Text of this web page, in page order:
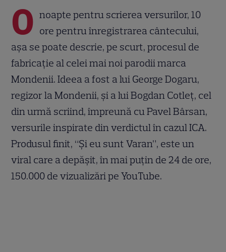
O noapte pentru scrierea versurilor, 10
ore pentru înregistrarea cântecului,
aşa se poate descrie, pe scurt, procesul de
fabricaţie al celei mai noi parodii marca
Mondenii. Ideea a fost a lui George Dogaru,
regizor la Mondenii, şi a lui Bogdan Cotleţ, cel
din urmă scriind, împreună cu Pavel Bârsan,
versurile inspirate din verdictul în cazul ICA.
Produsul finit, “Şi eu sunt Varan”, este un
viral care a depăşit, în mai puţin de 24 de ore,
150.000 de vizualizări pe YouTube.